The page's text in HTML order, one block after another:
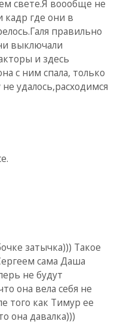
свете.Я воообще не
кадр где они в
правильно
выключали
и здесь
с ним спала, только
удалось,расходимся
затычка))) Такое
сама Даша
не будут
она вела себя не
того как Тимур ее
она давалка)))